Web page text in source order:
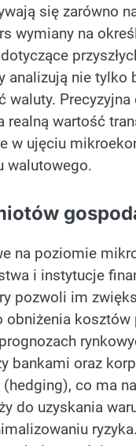
się zarówno
wymiany na
analizują nie
waluty.
realną wartość
w ujęciu
walutowego.
na poziomie
i instytucje
pozwoli im
obniżenia
bankami oraz
co ma
do uzyskania